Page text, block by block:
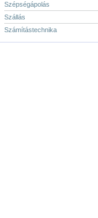
Szépségápolás
Szállás
Számítástechnika